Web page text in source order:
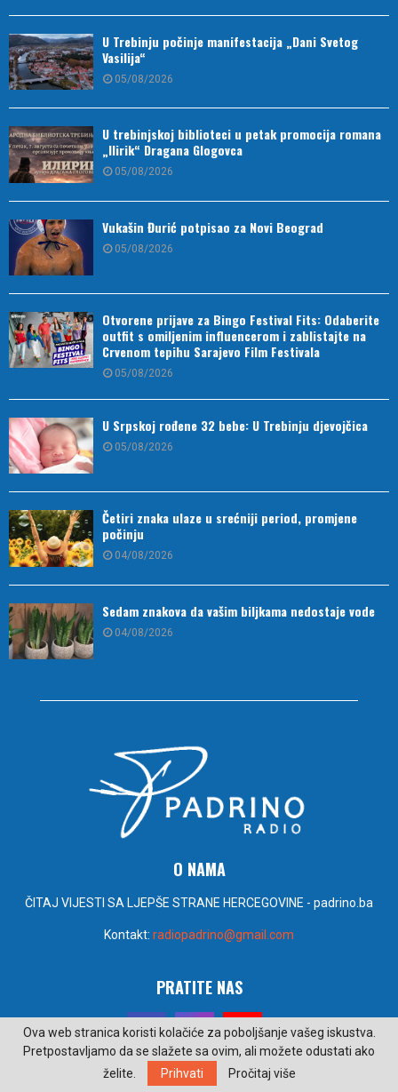
U Trebinju počinje manifestacija „Dani Svetog
Vasilija“
05/08/2026
U trebinjskoj biblioteci u petak promocija romana
„Ilirik“ Dragana Glogovca
05/08/2026
Vukašin Đurić potpisao za Novi Beograd
05/08/2026
Otvorene prijave za Bingo Festival Fits: Odaberite
outfit s omiljenim influencerom i zablistajte na
Crvenom tepihu Sarajevo Film Festivala
05/08/2026
U Srpskoj rođene 32 bebe: U Trebinju djevojčica
05/08/2026
Četiri znaka ulaze u srećniji period, promjene
počinju
04/08/2026
Sedam znakova da vašim biljkama nedostaje vode
04/08/2026
O NAMA
ČITAJ VIJESTI SA LJEPŠE STRANE HERCEGOVINE - padrino.ba
Kontakt: radiopadrino@gmail.com
PRATITE NAS
Ova web stranica koristi kolačiće za poboljšanje vašeg iskustva.
Pretpostavljamo da se slažete sa ovim, ali možete odustati ako
želite.
Prihvati Pročitaj više